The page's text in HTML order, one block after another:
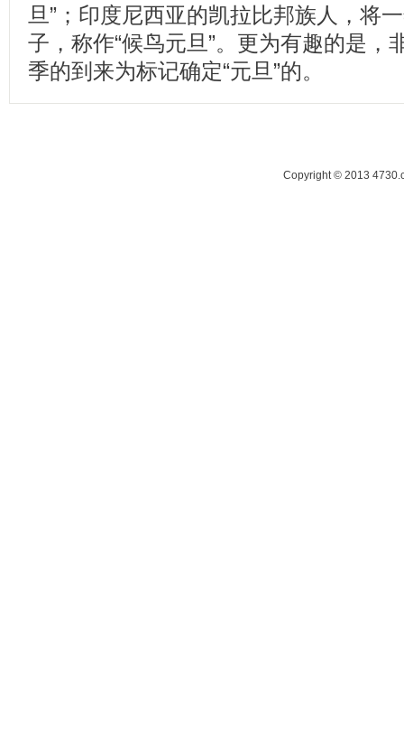
旦”；印度尼西亚的凯拉比邦族人，将
子，称作“候鸟元旦”。更为有趣的是，
季的到来为标记确定“元旦”的。
Copyright © 2013